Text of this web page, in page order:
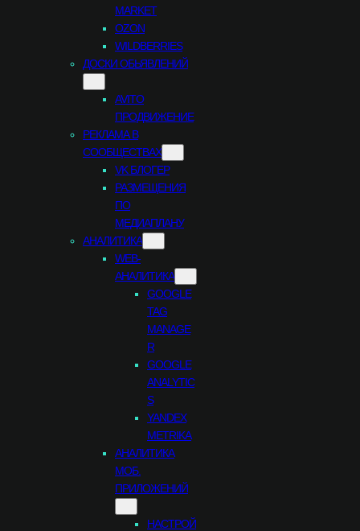
MARKET
OZON
WILDBERRIES
ДОСКИ ОБЬЯВЛЕНИЙ
AVITO
ПРОДВИЖЕНИЕ
РЕКЛАМА В
СООБЩЕСТВАХ
VK БЛОГЕР
РАЗМЕЩЕНИЯ
ПО
МЕДИАПЛАНУ
АНАЛИТИКА
WEB-
АНАЛИТИКА
GOOGLE
TAG
MANAGE
R
GOOGLE
ANALYTIC
S
YANDEX
METRIKA
АНАЛИТИКА
МОБ.
ПРИЛОЖЕНИЙ
НАСТРОЙ